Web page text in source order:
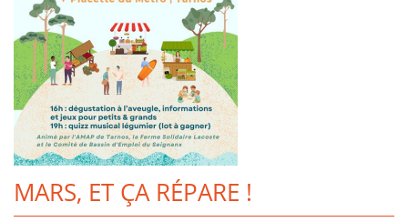
MARS, ET ÇA RÉPARE !